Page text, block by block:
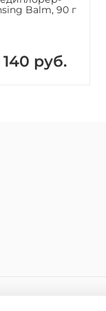
Пептид
Balm, 90 г
140 руб.